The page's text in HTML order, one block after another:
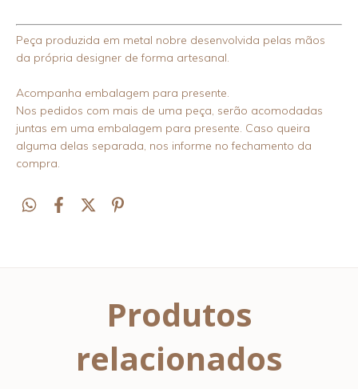
Peça produzida em metal nobre desenvolvida pelas mãos
da própria designer de forma artesanal.
Acompanha embalagem para presente.
Nos pedidos com mais de uma peça, serão acomodadas
juntas em uma embalagem para presente. Caso queira
alguma delas separada, nos informe no fechamento da
compra.
Produtos
relacionados